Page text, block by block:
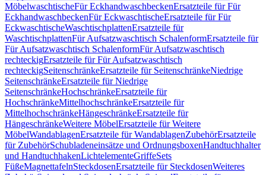
MöbelwaschtischeFür EckhandwaschbeckenErsatzteile für Für
EckhandwaschbeckenFür EckwaschtischeErsatzteile für Für
EckwaschtischeWaschtischplattenErsatzteile für
WaschtischplattenFür Aufsatzwaschtisch SchalenformErsatzteile für
Für Aufsatzwaschtisch SchalenformFür Aufsatzwaschtisch
rechteckigErsatzteile für Für Aufsatzwaschtisch
rechteckigSeitenschränkeErsatzteile für SeitenschränkeNiedrige
SeitenschränkeErsatzteile für Niedrige
SeitenschränkeHochschränkeErsatzteile für
HochschränkeMittelhochschränkeErsatzteile für
MittelhochschränkeHängeschränkeErsatzteile für
HängeschränkeWeitere MöbelErsatzteile für Weitere
MöbelWandablagenErsatzteile für WandablagenZubehörErsatzteile
für ZubehörSchubladeneinsätze und OrdnungsboxenHandtuchhalter
und HandtuchhakenLichtelementeGriffeSets
FüßeMagnettafelnSteckdosenErsatzteile für SteckdosenWeiteres